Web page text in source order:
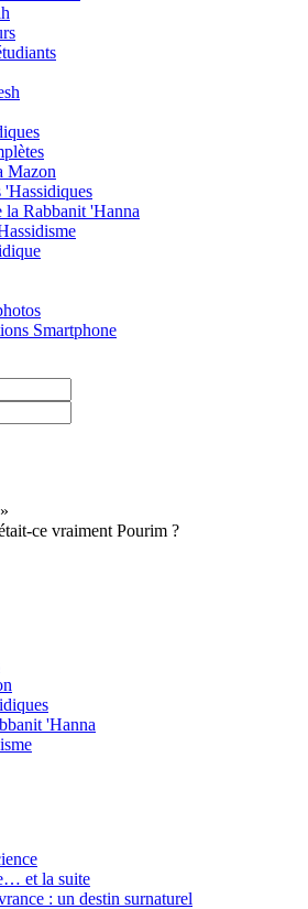
Mazon
'Hassidiques
la Rabbanit 'Hanna
Smartphone
»
ce vraiment Pourim ?
'Hanna
et la suite
: un destin surnaturel